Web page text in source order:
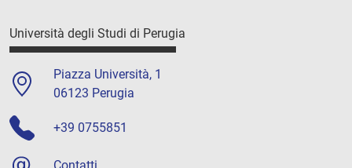
Università degli Studi di Perugia
Piazza Università, 1
06123 Perugia
+39 0755851
Contatti